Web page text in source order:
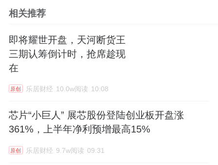
相关推荐
即将耀世开盘，天河断货王
三期认筹倒计时，抢席趁现
在
原创 乐居财经 10.0w阅读 10:08
芯片“小巨人” 展芯股份登陆创业板开盘涨
361%，上半年净利预增最高15%
原创 乐居财经 9.7w阅读 09:31